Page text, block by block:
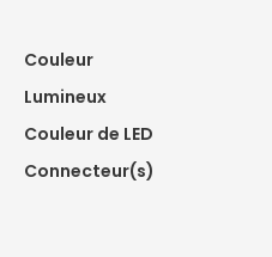
Couleur
Lumineux
Couleur de LED
Connecteur(s)